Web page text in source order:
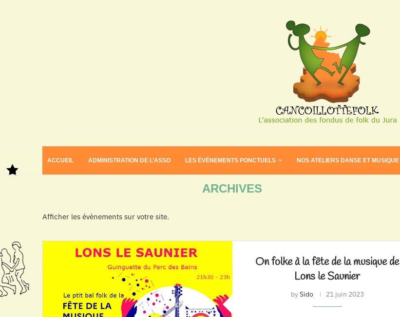
ACCUEIL ADMINISTRATION DE L’ASSO LES ÉVÉNEMENTS PONCTUELS NOS ATELIERS DANSE ET MUSIQUE
ARCHIVES
Afficher les évènements sur votre site.
On folke à la fête de la musique de
Lons le Saunier
bySido 21 juin 2023